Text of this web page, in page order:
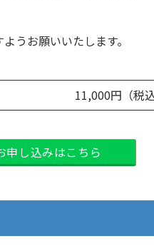
うお願いいたします。
11,000円（税込
申し込みはこちら